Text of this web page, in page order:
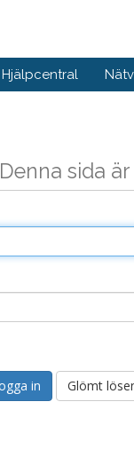
Hjälpcentral
Denna sida
Glömt